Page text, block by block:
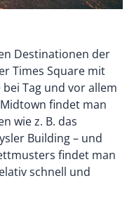
Destinationen der
Times Square mit
Tag und vor allem
findet man
wie z. B. das
Building – und
findet man
schnell und